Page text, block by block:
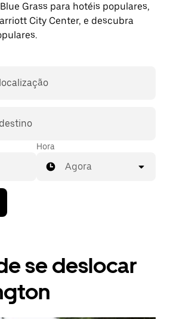
Grass para hotéis populares,
City Center, e descubra
Hora
Agora
se deslocar